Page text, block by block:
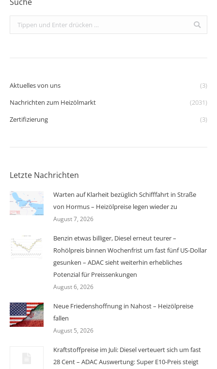
Search:
Aktuelles von uns
(3)
Nachrichten zum Heizölmarkt
(2031)
Zertifizierung
(3)
Letzte Nachrichten
Warten auf Klarheit bezüglich Schifffahrt in Straße
von Hormus – Heizölpreise legen wieder zu
August 7, 2026
Benzin etwas billiger, Diesel erneut teurer –
Rohölpreis binnen Wochenfrist um fast fünf US-Dollar
gesunken – ADAC sieht weiterhin erhebliches
Potenzial für Preissenkungen
August 6, 2026
Neue Friedenshoffnung in Nahost – Heizölpreise
fallen
August 5, 2026
Kraftstoffpreise im Juli: Diesel verteuert sich um fast
28 Cent – ADAC Auswertung: Super E10-Preis steigt